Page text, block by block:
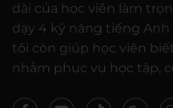
dài của học viên làm
dạy 4 kỹ năng tiếng
tôi còn giúp học viên
nhằm phục vụ học tập,